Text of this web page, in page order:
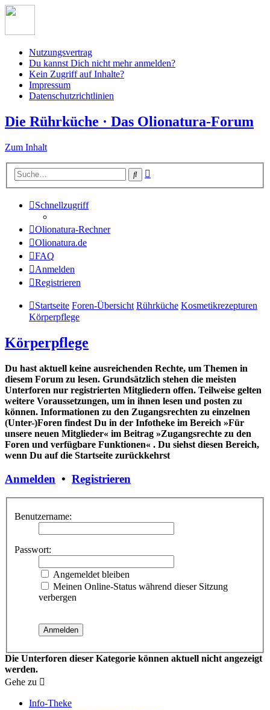
Nutzungsvertrag
Du kannst Dich nicht mehr anmelden?
Kein Zugriff auf Inhalte?
Impressum
Datenschutzrichtlinien
Die Rührküche · Das Olionatura-Forum
Zum Inhalt
Suche
Schnellzugriff
Olionatura-Rechner
Olionatura.de
FAQ
Anmelden
Registrieren
Startseite Foren-Übersicht Rührküche Kosmetikrezepturen
Körperpflege
Körperpflege
Du hast aktuell keine ausreichenden Rechte, um Themen in
diesem Forum zu lesen. Grundsätzlich stehen die meisten
Unterforen nur registrierten Mitgliedern offen. Teilweise gelten
weitere Voraussetzungen, um in ihnen lesen und posten zu
können. Informationen zu den Zugangsrechten zu einzelnen
(Unter-)Foren findest Du in der Infotheke im Bereich »Für
unsere neuen Mitglieder« im Beitrag »Zugangsrechte zu den
Foren und verfügbare Funktionen« . Du siehst diesen Bereich,
wenn Du auf die Startseite zurückkehrst
Anmelden • Registrieren
Benutzername:
Passwort:
Angemeldet bleiben
Meinen Online-Status während dieser Sitzung
verbergen
Die Unterforen dieser Kategorie können aktuell nicht angezeigt
werden.
Gehe zu
Info-Theke